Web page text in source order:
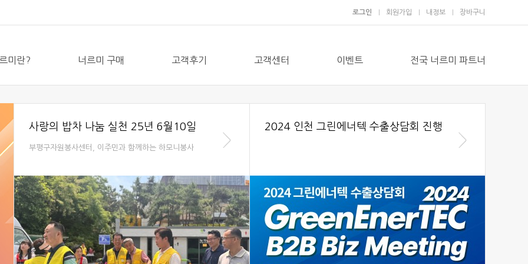
로그인 회원가입 내정보 장바구니
미란? 너르미 구매 고객후기 고객센터 이벤트 전국 너르미 파트너
사랑의 밥차 나눔 실천 25년 6월10일
부평구자원봉사센터, 이주민과 함께하는 하모니봉사
2024 인천 그린에너텍 수출상담회 진행